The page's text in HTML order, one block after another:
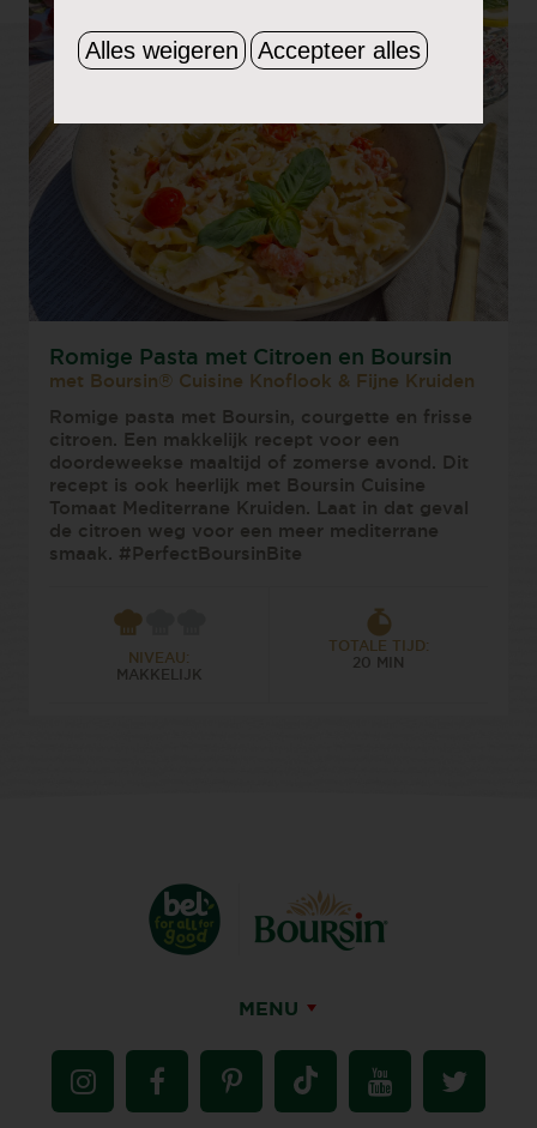
Romige Pasta met Citroen en Boursin
met Boursin® Cuisine Knoflook & Fijne Kruiden
Romige pasta met Boursin, courgette en frisse
citroen. Een makkelijk recept voor een
doordeweekse maaltijd of zomerse avond. Dit
recept is ook heerlijk met Boursin Cuisine
Tomaat Mediterrane Kruiden. Laat in dat geval
de citroen weg voor een meer mediterrane
smaak. #PerfectBoursinBite
NIVEAU:
MAKKELIJK
TOTALE TIJD:
20 MIN
MENU
Alles weigeren Accepteer alles